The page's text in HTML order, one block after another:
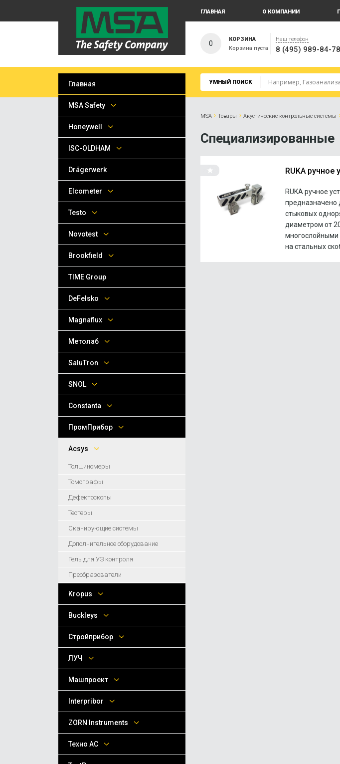
ГЛАВНАЯ О КОМПАНИИ
0
КОРЗИНА
Корзина пуста
Наш телефон
8 (495) 989-84-78
УМНЫЙ ПОИСК
MSA › Товары › Акустические контрольные системы
Специализированные
RUKA ручное
RUKA ручное
предназначено
стыковых
диаметром от
многослойными
на стальных
Главная
MSA Safety
Honeywell
ISC-OLDHAM
Drägerwerk
Elcometer
Testo
Novotest
Brookfield
TIME Group
DeFelsko
Magnaflux
Метолаб
SaluTron
SNOL
Сonstanta
ПромПрибор
Acsys
Толщиномеры
Томографы
Дефектоскопы
Тестеры
Сканирующие системы
Дополнительное оборудование
Гель для УЗ контроля
Преобразователи
Kropus
Buckleys
Стройприбор
ЛУЧ
Машпроект
Interpribor
ZORN Instruments
Техно АС